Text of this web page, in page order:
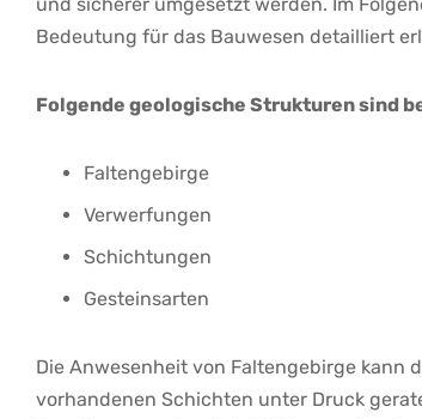
und​ sicherer umgesetzt werden. Im
Bedeutung für das Bauwesen detailliert‌
Folgende geologische Strukturen sind‌
Faltengebirge
Verwerfungen
Schichtungen
Gesteinsarten
Die ⁢Anwesenheit von Faltengebirge ‌kann
vorhandenen ⁣Schichten unter Druck